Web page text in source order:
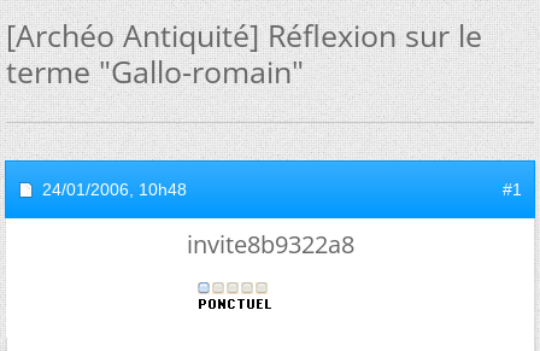
[Archéo Antiquité] Réflexion sur le
terme "Gallo-romain"
24/01/2006, 10h48 #1
invite8b9322a8